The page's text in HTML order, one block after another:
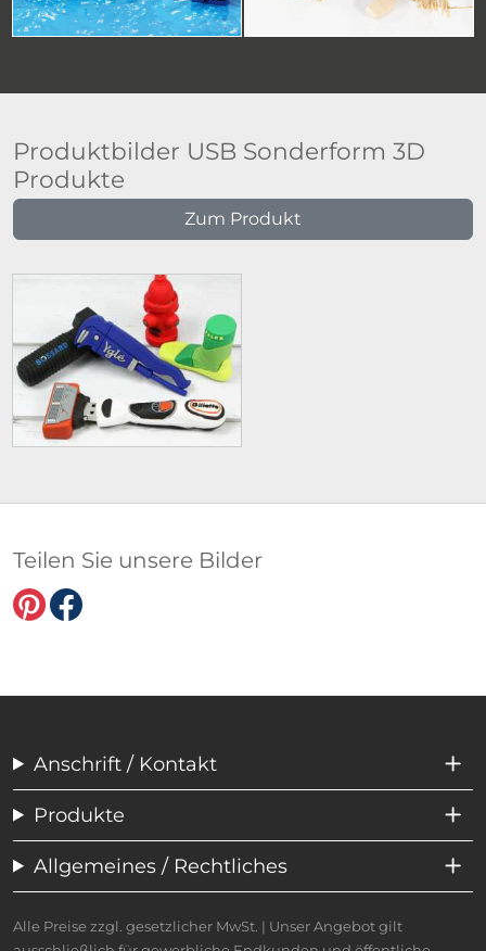
Produktbilder USB Sonderform 3D
Produkte
Zum Produkt
Teilen Sie unsere Bilder
Anschrift / Kontakt
Produkte
Allgemeines / Rechtliches
Alle Preise zzgl. gesetzlicher MwSt. | Unser Angebot gilt